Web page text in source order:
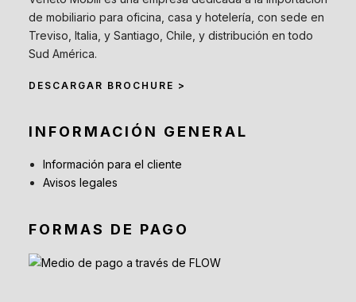
de mobiliario para oficina, casa y hotelería, con sede en
Treviso, Italia, y Santiago, Chile, y distribución en todo
Sud América.
DESCARGAR BROCHURE >
INFORMACIÓN GENERAL
Información para el cliente
Avisos legales
FORMAS DE PAGO